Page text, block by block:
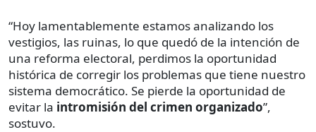
“Hoy lamentablemente estamos analizando los
vestigios, las ruinas, lo que quedó de la intención de
una reforma electoral, perdimos la oportunidad
histórica de corregir los problemas que tiene nuestro
sistema democrático. Se pierde la oportunidad de
evitar la intromisión del crimen organizado”,
sostuvo.